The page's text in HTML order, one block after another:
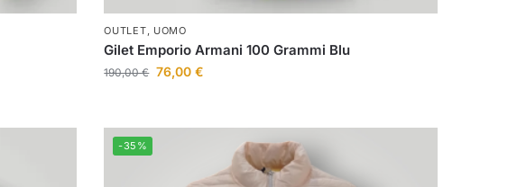
OUTLET, UOMO
Gilet Emporio Armani 100 Grammi Blu
190,00€ 76,00€
-35%